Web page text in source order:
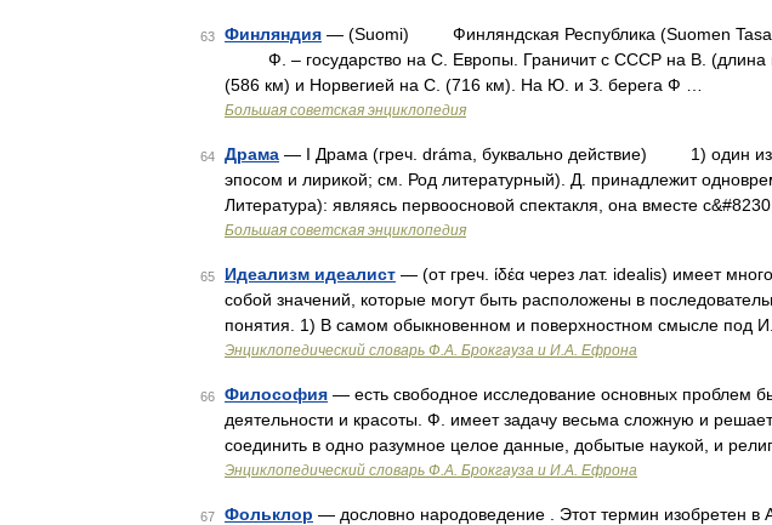
63 Финляндия — (Suomi) Финляндская Республика (Suomen
Ф. – государство на С. Европы. Граничит с СССР на В. (длина
(586 км) и Норвегией на С. (716 км). На Ю. и З. берега Ф …
Большая советская энциклопедия
64 Драма — I Драма (греч. dráma, буквально действие) 1) один из
эпосом и лирикой; см. Род литературный). Д. принадлежит
Литература): являясь первоосновой спектакля, она вместе
Большая советская энциклопедия
65 Идеализм идеалист — (от греч. ίδέα через лат. idealis) имеет
собой значений, которые могут быть расположены в
понятия. 1) В самом обыкновенном и поверхностном смысле под
Энциклопедический словарь Ф.А. Брокгауза и И.А. Ефрона
66 Философия — есть свободное исследование основных проблем
деятельности и красоты. Ф. имеет задачу весьма сложную и
соединить в одно разумное целое данные, добытые наукой, и
Энциклопедический словарь Ф.А. Брокгауза и И.А. Ефрона
67 Фольклор — дословно народоведение . Этот термин изобретен в